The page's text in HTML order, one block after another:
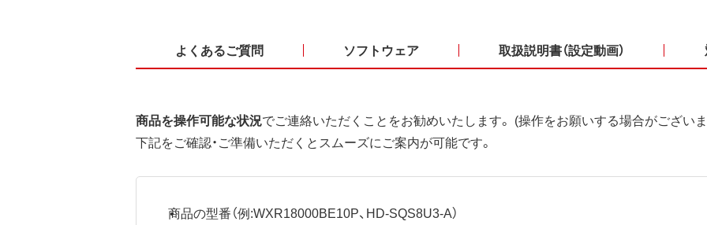
よくあるご質問 ソフトウェア 取扱説明書（設定動画）
商品を操作可能な状況でご連絡いただくことをお勧めいたします。 (操作をお願いする場合がござい
下記をご確認・ご準備いただくとスムーズにご案内が可能です。
商品の型番（例:WXR18000BE10P、HD-SQS8U3-A）